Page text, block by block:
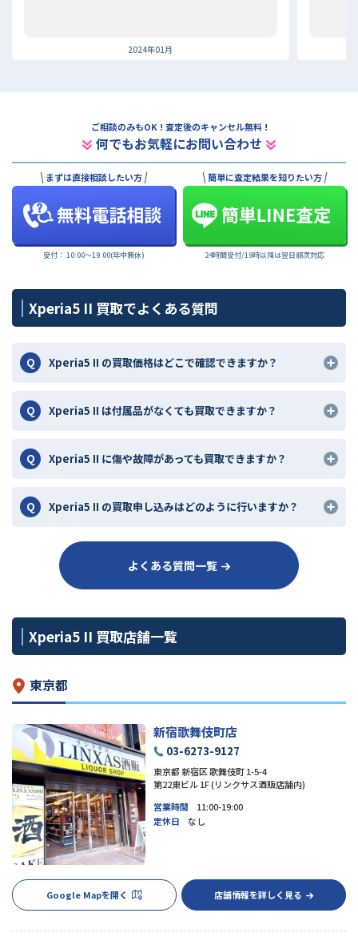
2024年01月
ご相談のみもOK ! 査定後のキャンセル無料 !
何でもお気軽にお問い合わせ
まずは直接相談したい方
受付： 10:00〜19:00(年中無休)
簡単に査定結果を知りたい方
24時間受付/19時以降は翌日順次対応
Xperia5 II 買取でよくある質問
Xperia5 II の買取価格はどこで確認できますか？
Xperia5 II は付属品がなくても買取できますか？
Xperia5 II に傷や故障があっても買取できますか？
Xperia5 II の買取申し込みはどのように行いますか？
よくある質問一覧
Xperia5 II 買取店舗一覧
東京都
新宿歌舞伎町店
03-6273-9127
東京都 新宿区 歌舞伎町 1-5-4
第22東ビル 1F (リンクサス酒販店舗内)
営業時間
11:00-19:00
定休日
なし
Google Mapを開く 店舗情報を詳しく見る